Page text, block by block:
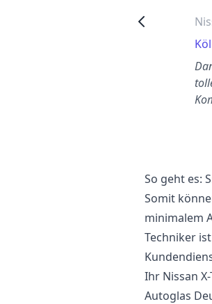
So geht es:
Somit
minimalem
Techniker
Ihr Nissan
Autoglas